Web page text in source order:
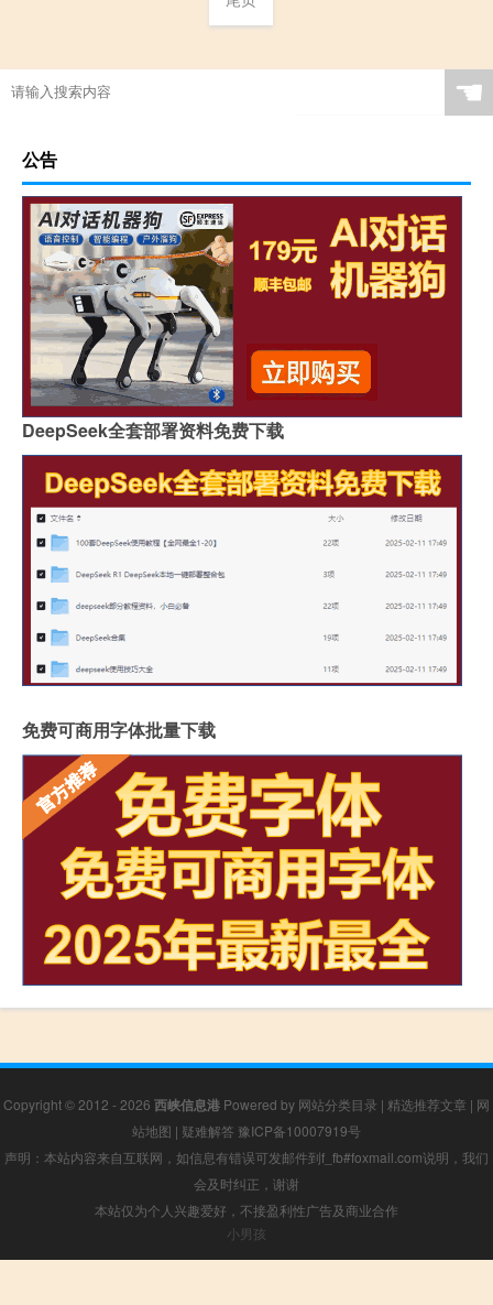
☚
公告
DeepSeek全套部署资料免费下载
免费可商用字体批量下载
Copyright © 2012 - 2026 西峡信息港 Powered by 网站分类目录 | 精选推荐文章 | 网
站地图 | 疑难解答 豫ICP备10007919号
声明：本站内容来自互联网，如信息有错误可发邮件到f_fb#foxmail.com说明，我们
会及时纠正，谢谢
本站仅为个人兴趣爱好，不接盈利性广告及商业合作
小男孩